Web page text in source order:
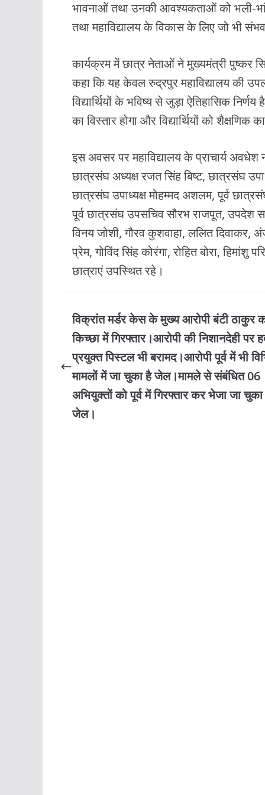
भावनाओं तथा उनकी आवश्यकताओं को भली-
तथा महाविद्यालय के विकास के लिए जो भी
कार्यक्रम में छात्र नेताओं ने मुख्यमंत्री पुष्कर
कहा कि यह केवल रुद्रपुर महाविद्यालय की
विद्यार्थियों के भविष्य से जुड़ा ऐतिहासिक
का विस्तार होगा और विद्यार्थियों को
इस अवसर पर महाविद्यालय के प्राचार्य
छात्रसंघ अध्यक्ष रजत सिंह बिष्ट, छात्रसंघ
छात्रसंघ उपाध्यक्ष मोहम्मद अशलम, पूर्व
पूर्व छात्रसंघ उपसचिव सौरभ राजपूत, उपदेश
विनय जोशी, गौरव कुशवाहा, ललित दिवाकर,
प्रेम, गोविंद सिंह कोरंगा, रोहित बोरा, हिमांशु
छात्राएं उपस्थित रहे।
विक्रांत मर्डर केस के मुख्य आरोपी बंटी ठाकुर
किच्छा में गिरफ्तार।आरोपी की निशानदेही पर
प्रयुक्त पिस्टल भी बरामद।आरोपी पूर्व में भी
मामलों में जा चुका है जेल।मामले से संबंधित 06
अभियुक्तों को पूर्व में गिरफ्तार कर भेजा जा
जेल।